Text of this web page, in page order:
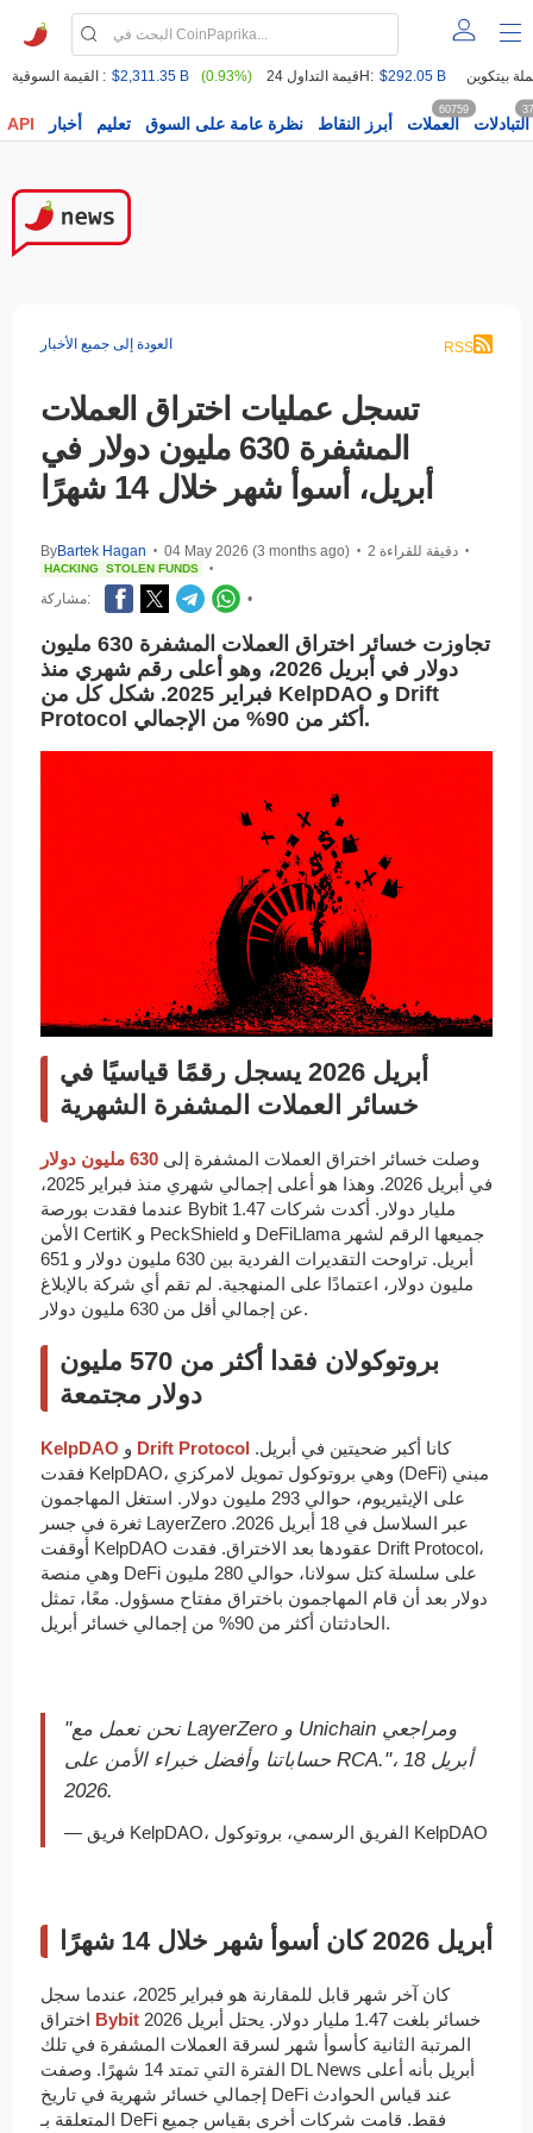
القيمة السوقية : $2,311.35 B (0.93%) قيمة التداول 24H: $292.05 B
API أخبار تعليم نظرة عامة على السوق أبرز النقاط العملات
60759
التبادلات
العودة إلى جميع الأخبار RSS
تسجل عمليات اختراق العملات
المشفرة 630 مليون دولار في
أبريل، أسوأ شهر خلال 14 شهرًا
ByBartek Hagan • 04 May 2026 (3 months ago) • 2 دقيقة للقراءة •
HACKING STOLEN FUNDS •
مشاركة: •
تجاوزت خسائر اختراق العملات المشفرة 630 مليون
دولار في أبريل 2026، وهو أعلى رقم شهري منذ
فبراير 2025. شكل كل من KelpDAO و Drift
Protocol أكثر من 90% من الإجمالي.
أبريل 2026 يسجل رقمًا قياسيًا في
خسائر العملات المشفرة الشهرية
وصلت خسائر اختراق العملات المشفرة إلى 630 مليون دولار
في أبريل 2026. وهذا هو أعلى إجمالي شهري منذ فبراير 2025،
عندما فقدت بورصة Bybit 1.47 مليار دولار. أكدت شركات
الأمن CertiK و PeckShield و DeFiLlama جميعها الرقم لشهر
أبريل. تراوحت التقديرات الفردية بين 630 مليون دولار و 651
مليون دولار، اعتمادًا على المنهجية. لم تقم أي شركة بالإبلاغ
عن إجمالي أقل من 630 مليون دولار.
بروتوكولان فقدا أكثر من 570 مليون
دولار مجتمعة
KelpDAO Drift Protocol
فقدت KelpDAO، وهي بروتوكول تمويل لامركزي (DeFi) مبني
على الإيثيريوم، حوالي 293 مليون دولار. استغل المهاجمون
ثغرة في جسر LayerZero عبر السلاسل في 18 أبريل 2026.
أوقفت KelpDAO عقودها بعد الاختراق. فقدت Drift Protocol،
وهي منصة DeFi على سلسلة كتل سولانا، حوالي 280 مليون
دولار بعد أن قام المهاجمون باختراق مفتاح مسؤول. معًا، تمثل
الحادثتان أكثر من 90% من إجمالي خسائر أبريل.
"نحن نعمل مع LayerZero و Unichain ومراجعي
حساباتنا وأفضل خبراء الأمن على RCA."، 18 أبريل
2026.
— فريق KelpDAO، الفريق الرسمي، بروتوكول KelpDAO
أبريل 2026 كان أسوأ شهر خلال 14 شهرًا
كان آخر شهر قابل للمقارنة هو فبراير 2025، عندما سجل
Bybit
المرتبة الثانية كأسوأ شهر لسرقة العملات المشفرة في تلك
الفترة التي تمتد 14 شهرًا. وصفت DL News أبريل بأنه أعلى
إجمالي خسائر شهرية في تاريخ DeFi عند قياس الحوادث
المتعلقة بـ DeFi فقط. قامت شركات أخرى بقياس جميع